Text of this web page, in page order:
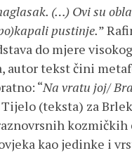
(…) Ovi su
pustinje.”
do mjere
autor tekst čini
“Na vratu joj/
Tijelo (teksta) za
kozmičkih
kao jedinke i